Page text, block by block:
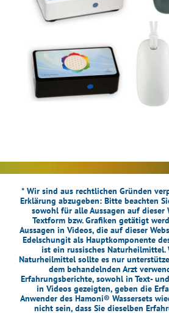
* Wir sind aus rechtlichen Gründen
Erklärung abzugeben: Bitte beachten
sowohl für alle Aussagen auf dieser
Textform bzw. Grafiken getätigt
Aussagen in Videos, die auf dieser
Edelschungit als Hauptkomponente
ist ein russisches Naturheilmittel.
Naturheilmittel sollte es nur
dem behandelnden Arzt
Erfahrungsberichte, sowohl in Text-
in Videos gezeigten, geben die
Anwender des Hamoni® Wassersets
nicht sein, dass Sie dieselben